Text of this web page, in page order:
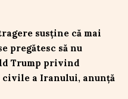
susține că mai
pregătesc să nu
Trump privind
a Iranului, anunță